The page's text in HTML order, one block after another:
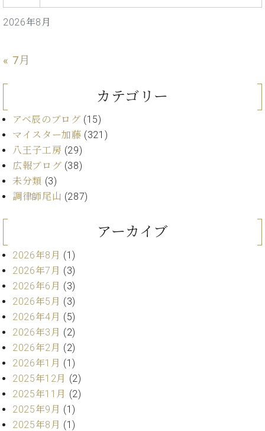
W.
ッ
シ
ョ
ナ
ン
ト
ラ
デ
ィ
シ
ョ
ン
W.
ホ
フ
マ
お
問
本
社
八
王
子
・
技
セ
タ
ー
ス
タ
ッ
フ
挨
拶
技
術
2026年8月
« 7月
カテゴリー
アベ辰のブログ (15)
マイスター加藤 (321)
八王子工房 (29)
広報ブログ (38)
未分類 (3)
調律師尾山 (287)
アーカイブ
2026年8月 (1)
2026年7月 (3)
2026年6月 (3)
2026年5月 (3)
2026年4月 (5)
2026年3月 (2)
2026年2月 (2)
2026年1月 (1)
2025年12月 (2)
2025年11月 (2)
2025年9月 (1)
2025年8月 (1)